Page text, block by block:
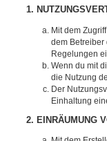
1.
Mit dem
dem Betreiber
Regelungen
Wenn du mit
die Nutzung
Der
Einhaltung
2. EINRÄUMUNG